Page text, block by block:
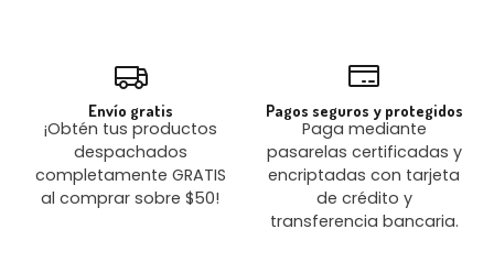
Envío gratis
¡Obtén tus productos
despachados
completamente GRATIS
al comprar sobre $50!
Pagos seguros y protegidos
Paga mediante
pasarelas certificadas y
encriptadas con tarjeta
de crédito y
transferencia bancaria.